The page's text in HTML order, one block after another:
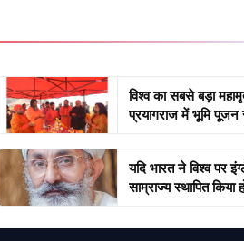
विश्व का सबसे बड़ा
प्रयागराज में भूमि पूजन
यदि भारत ने विश्व पर
साम्राज्य स्थापित किया